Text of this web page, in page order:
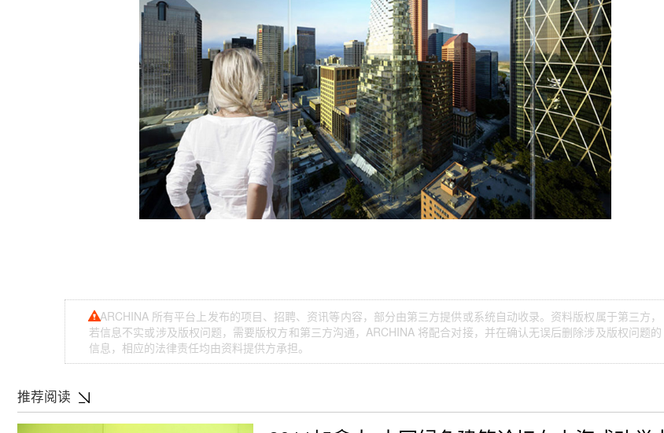
ARCHINA 所有平台上发布的项目、招聘、资讯等内容，部分由第三方提供或系统自动收录。资料版权属于第三方，
若信息不实或涉及版权问题，需要版权方和第三方沟通，ARCHINA 将配合对接，并在确认无误后删除涉及版权问题的
信息，相应的法律责任均由资料提供方承担。
推荐阅读